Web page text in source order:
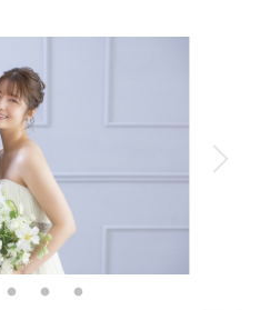
ソロウエディング
マタニティフォト
豊富な白無垢